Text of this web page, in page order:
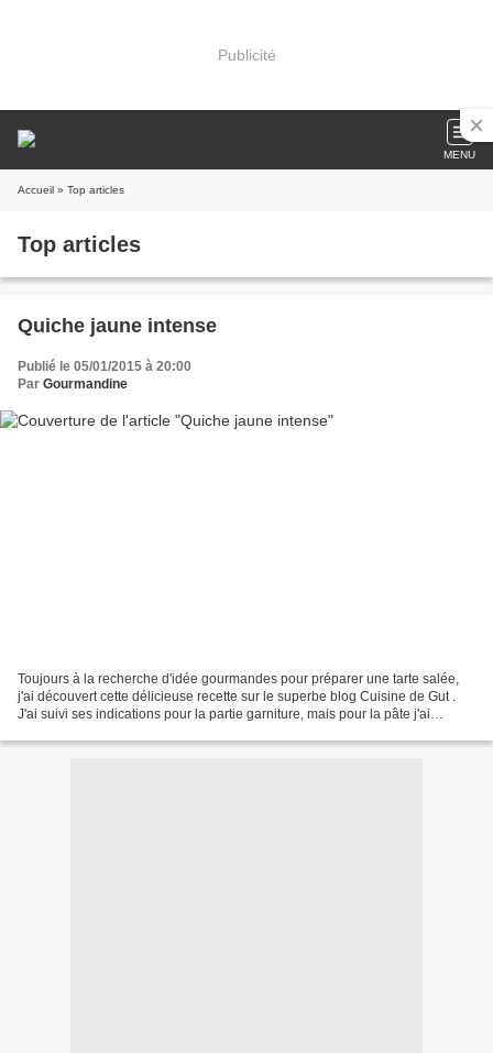
Publicité
MENU
Accueil » Top articles
Top articles
Quiche jaune intense
Publié le 05/01/2015 à 20:00
Par Gourmandine
Toujours à la recherche d'idée gourmandes pour préparer une tarte salée,
j'ai découvert cette délicieuse recette sur le superbe blog Cuisine de Gut .
J'ai suivi ses indications pour la partie garniture, mais pour la pâte j'ai